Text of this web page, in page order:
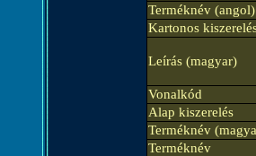
Terméknév (angol)
Kartonos
Leírás (magyar)
Vonalkód
Alap kiszerelés
Terméknév
Terméknév